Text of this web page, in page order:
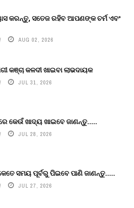
କରନ୍ତୁ, ସତେଜ ରହିବ ଆପଣଙ୍କ ଚର୍ମ ଏବଂ
AUG 02, 2026
କଞ୍ଚା କଳଦୀ ଖାଇବା ଲାଭଦାୟକ
JUL 31, 2026
କେଉଁ ଖାଦ୍ୟ ଖାଇବେ ଜାଣନ୍ତୁ.....
JUL 28, 2026
ସମୟ ପୂର୍ବରୁ ପିଇବେ ପାଣି ଜାଣନ୍ତୁ.....
JUL 27, 2026